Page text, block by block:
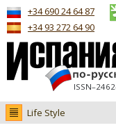
+34 690 24 64 87
+34 93 272 64 90
Life Style
Новости